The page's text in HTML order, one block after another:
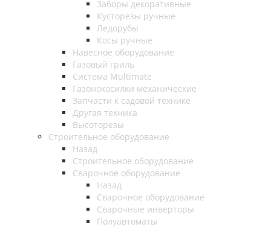
Заборы декоративные
Кусторезы ручные
Ледорубы
Косы ручные
Навесное оборудование
Газовый гриль
Система Multimate
Газонокосилки механические
Запчасти к садовой технике
Другая техника
Высоторезы
Строительное оборудование
Назад
Строительное оборудование
Сварочное оборудование
Назад
Сварочное оборудование
Сварочные инверторы
Полуавтоматы